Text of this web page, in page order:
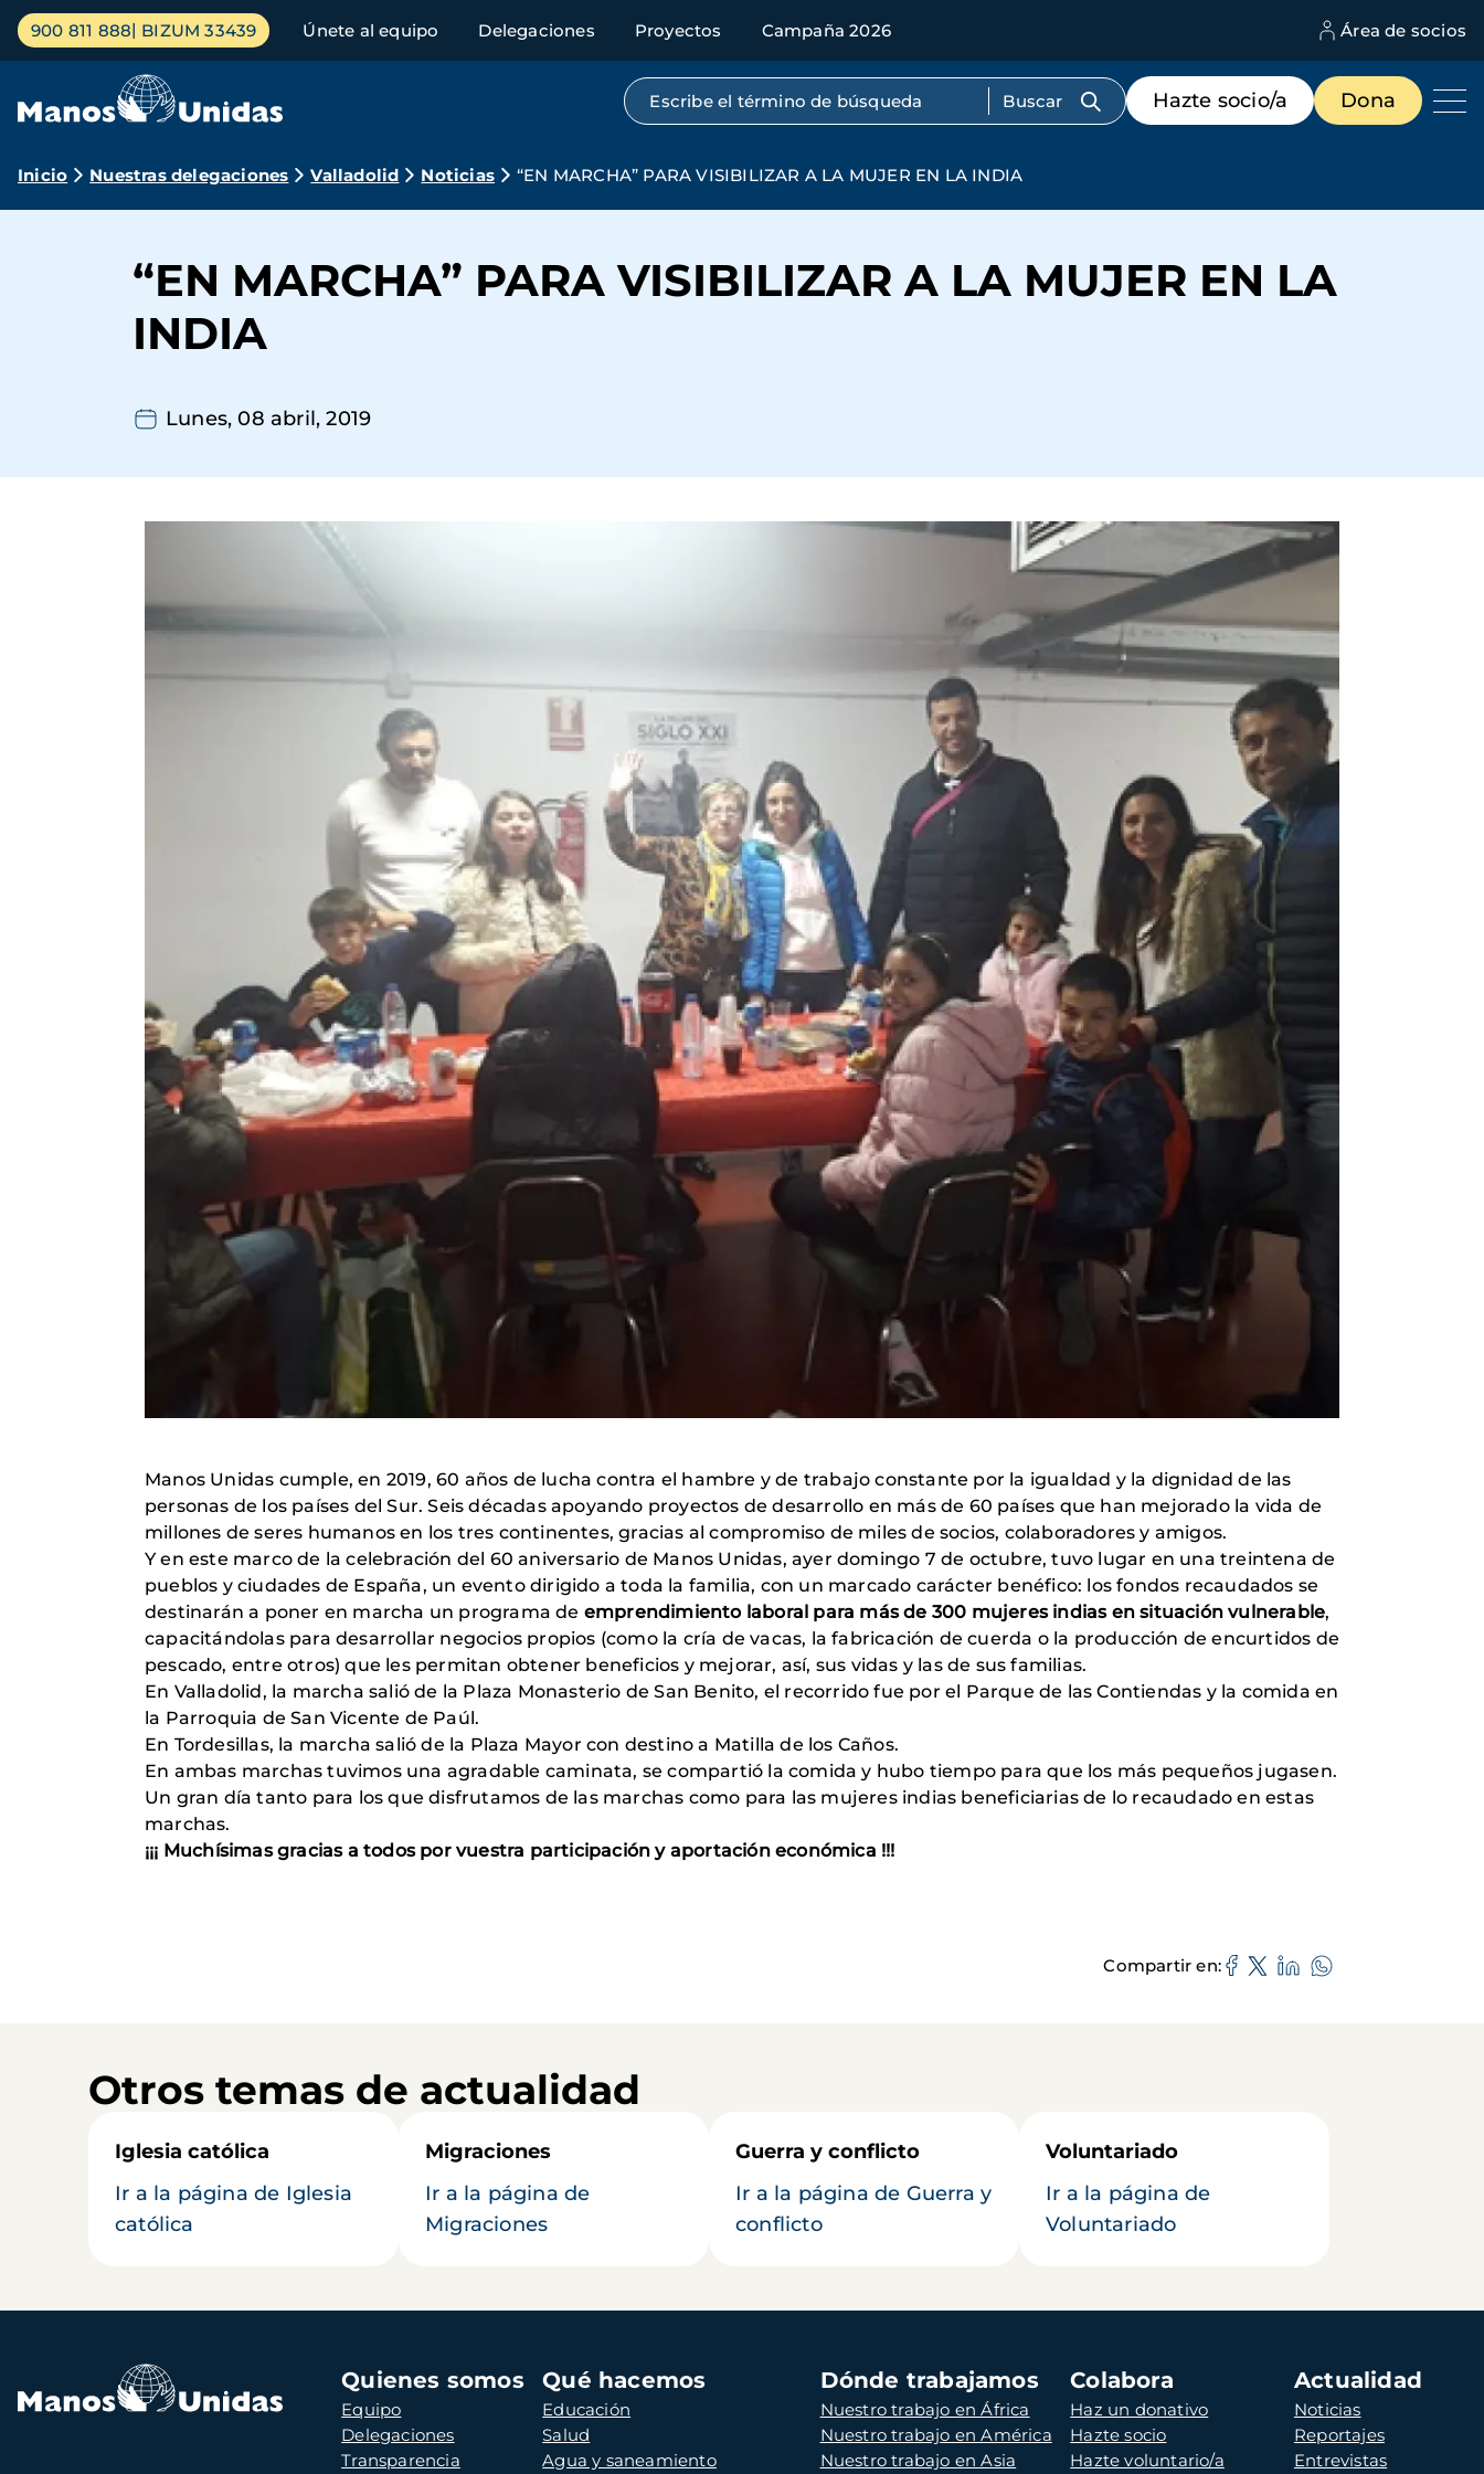
Pasar
contenido
Menú
principal
900 811 888 BIZUM 33439 Únete al equipo Delegaciones Proyectos Campaña 2026 Área de socios
Búsqueda por texto completo
Menú
de
destacados
Hazte socio/a Dona
Ruta
navegación
Inicio Nuestras delegaciones Valladolid Noticias “EN MARCHA” PARA VISIBILIZAR A LA MUJER EN LA INDIA
“EN MARCHA” PARA VISIBILIZAR A LA MUJER EN LA
INDIA
Lunes, 08 abril, 2019
Manos Unidas cumple, en 2019, 60 años de lucha contra el hambre y de trabajo constante por la igualdad y la dignidad de las
personas de los países del Sur. Seis décadas apoyando proyectos de desarrollo en más de 60 países que han mejorado la vida de
millones de seres humanos en los tres continentes, gracias al compromiso de miles de socios, colaboradores y amigos.
Y en este marco de la celebración del 60 aniversario de Manos Unidas, ayer domingo 7 de octubre, tuvo lugar en una treintena de
pueblos y ciudades de España, un evento dirigido a toda la familia, con un marcado carácter benéfico: los fondos recaudados se
destinarán a poner en marcha un programa de emprendimiento laboral para más de 300 mujeres indias en situación vulnerable,
capacitándolas para desarrollar negocios propios (como la cría de vacas, la fabricación de cuerda o la producción de encurtidos de
pescado, entre otros) que les permitan obtener beneficios y mejorar, así, sus vidas y las de sus familias.
En Valladolid, la marcha salió de la Plaza Monasterio de San Benito, el recorrido fue por el Parque de las Contiendas y la comida en
la Parroquia de San Vicente de Paúl.
En Tordesillas, la marcha salió de la Plaza Mayor con destino a Matilla de los Caños.
En ambas marchas tuvimos una agradable caminata, se compartió la comida y hubo tiempo para que los más pequeños jugasen.
Un gran día tanto para los que disfrutamos de las marchas como para las mujeres indias beneficiarias de lo recaudado en estas
marchas.
¡¡¡ Muchísimas gracias a todos por vuestra participación y aportación económica !!!
Compartir en
Otros temas de actualidad
Iglesia católica
Ir a la página de Iglesia
católica
Migraciones
Ir a la página de
Migraciones
Guerra y conflicto
Ir a la página de Guerra y
conflicto
Voluntariado
Ir a la página de
Voluntariado
Navegación
principal
Quienes somos
Equipo
Delegaciones
Transparencia
Qué hacemos
Educación
Salud
Agua y saneamiento
Dónde trabajamos
Nuestro trabajo en África
Nuestro trabajo en América
Nuestro trabajo en Asia
Colabora
Haz un donativo
Hazte socio
Hazte voluntario/a
Actualidad
Noticias
Reportajes
Entrevistas